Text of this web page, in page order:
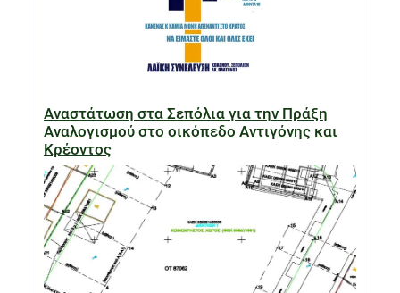
Αναστάτωση στα Σεπόλια για την Πράξη
Αναλογισμού στο οικόπεδο Αντιγόνης και
Κρέοντος